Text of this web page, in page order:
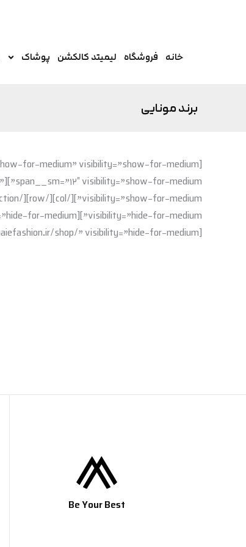
خانه فروشگاه لیمیتد کالکشن پوشاک
برند مونایی
[ux_image id=”25231″ image_size=”original” width=”50″ link=”https://monaiefashion.ir/shop/” visibility=”hide-for-medium”][/col][/row][/section]
Be Your Best